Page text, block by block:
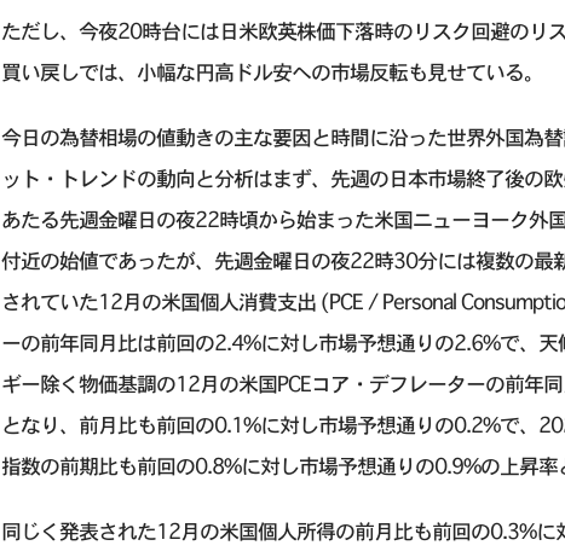
ただし、今夜20時台には日米欧英株価下落時のリスク回避のリ
買い戻しでは、小幅な円高ドル安への市場反転も見せている。
今日の為替相場の値動きの主な要因と時間に沿った世界外国為
ット・トレンドの動向と分析はまず、先週の日本市場終了後の
あたる先週金曜日の夜22時頃から始まった米国ニューヨーク外
付近の始値であったが、先週金曜日の夜22時30分には複数の最
されていた12月の米国個人消費支出 (PCE / Personal
ーの前年同月比は前回の2.4%に対し市場予想通りの2.6%で、
ギー除く物価基調の12月の米国PCEコア・デフレーターの前年
となり、前月比も前回の0.1%に対し市場予想通りの0.2%で、
指数の前期比も前回の0.8%に対し市場予想通りの0.9%の上昇率
同じく発表された12月の米国個人所得の前月比も前回の0.3%